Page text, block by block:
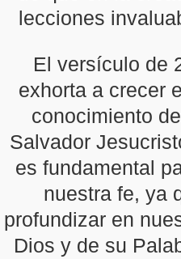
lecciones
El versículo de
exhorta a crecer
conocimiento
Salvador
es fundamental
nuestra fe, ya
profundizar en
Dios y de su